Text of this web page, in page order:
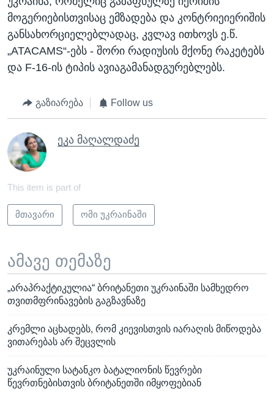
მოგერიებისთვისაც ემზადება და კონტრიეიერიშის
განსახორციელებლადაც, კვლავ ითხოვს ე.წ.
„ATACAMS“-ებს - შორი რადიუსის მქონე რაკეტებს
და F-16-ის ტიპის ავიაგამანადგურებლებს.
გაზიარება Follow us
ეკა მაღალდაძე
This item is part of
მთავარი ომი უკრაინაში
ამავე თემაზე
„არაპრაქტიკულია“ ბრიტანეთი უკრაინაში სამხედრო
თვითმფრინავების გაგზავნაზე
კრემლი აცხადებს, რომ კიევისთვის იარაღის მიწოდება
ვითარებას არ შეცვლის
უკრაინული სატანკო ბატალიონის წევრები
წევრთნებისთვის ბრიტანეთში იმყოფებიან